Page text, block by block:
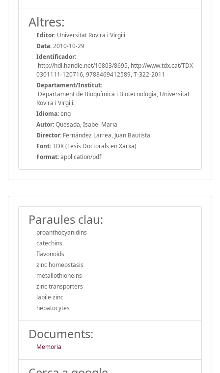
Altres:
Editor: Universitat Rovira i Virgili
Data:2010-10-29
Identificador:
http://hdl.handle.net/10803/8695, http://www.tdx.cat/TDX-
0301111-120716, 9788469412589, T-322-2011
Departament/Institut:
Departament de Bioquímica i Biotecnologia, Universitat
Rovira i Virgili.
Idioma:eng
Autor:Quesada, Isabel Maria
Director: Fernández Larrea, Juan Bautista
Font:TDX (Tesis Doctorals en Xarxa)
Format:application/pdf
Paraules clau:
proanthocyanidins
catechins
flavonoids
zinc homeostasis
metallothioneins
zinc transporters
labile zinc
hepatocytes
Documents:
Memoria